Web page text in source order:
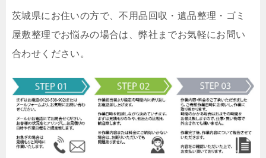
茨城県にお住いの方で、不用品回収・遺品整理・ゴミ
屋敷整理でお悩みの場合は、弊社までお気軽にお問い
合わせください。